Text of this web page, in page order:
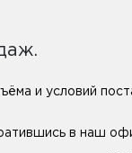
и условий
в наш